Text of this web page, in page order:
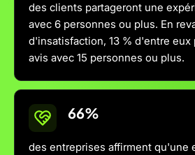
des clients partageront une
avec 6 personnes ou plus. En
d'insatisfaction, 13 % d'entre eux
avis avec 15 personnes ou plus.
66%
des entreprises affirment qu'une